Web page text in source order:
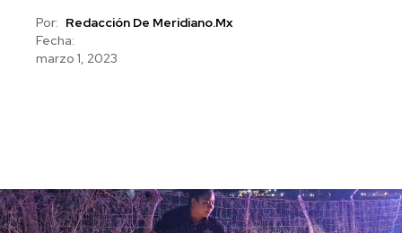
Por: Redacción De Meridiano.mx
Fecha:
marzo 1, 2023